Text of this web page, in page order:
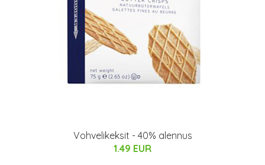
Vohvelikeksit - 40% alennus
1.49 EUR